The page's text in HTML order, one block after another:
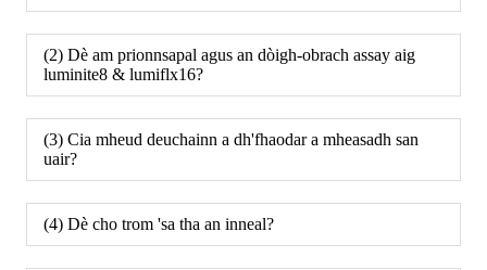
(2) Dè am prionnsapal agus an dòigh-obrach assay aig
luminite8 & lumiflx16?
(3) Cia mheud deuchainn a dh'fhaodar a mheasadh san
uair?
(4) Dè cho trom 'sa tha an inneal?